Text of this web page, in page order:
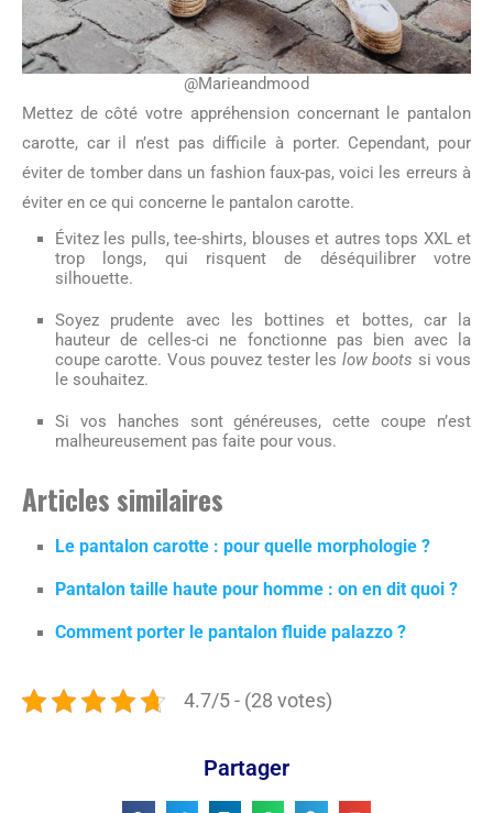
@Marieandmood
Mettez de côté votre appréhension concernant le pantalon
carotte, car il n’est pas difficile à porter. Cependant, pour
éviter de tomber dans un fashion faux-pas, voici les erreurs à
éviter en ce qui concerne le pantalon carotte.
Évitez les pulls, tee-shirts, blouses et autres tops XXL et
trop longs, qui risquent de déséquilibrer votre
silhouette.
Soyez prudente avec les bottines et bottes, car la
hauteur de celles-ci ne fonctionne pas bien avec la
coupe carotte. Vous pouvez tester les low boots si vous
le souhaitez.
Si vos hanches sont généreuses, cette coupe n’est
malheureusement pas faite pour vous.
Articles similaires
Le pantalon carotte : pour quelle morphologie ?
Pantalon taille haute pour homme : on en dit quoi ?
Comment porter le pantalon fluide palazzo ?
4.7/5 - (28 votes)
Partager